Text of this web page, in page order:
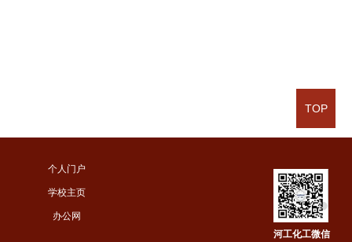
个人门户
学校主页
办公网
河工化工微信
TOP